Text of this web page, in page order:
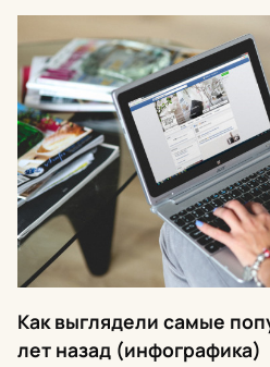
Как выглядели самые
лет назад (инфографика)